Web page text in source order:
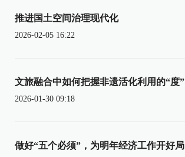
推进国土空间治理现代化
2026-02-05 16:22
文旅融合中如何把握非遗活化利用的“度”
2026-01-30 09:18
做好“五个必须”，为明年经济工作开好局